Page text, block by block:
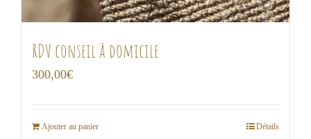
RDV conseil à domicile
300,00€
Ajouter au panier Détails